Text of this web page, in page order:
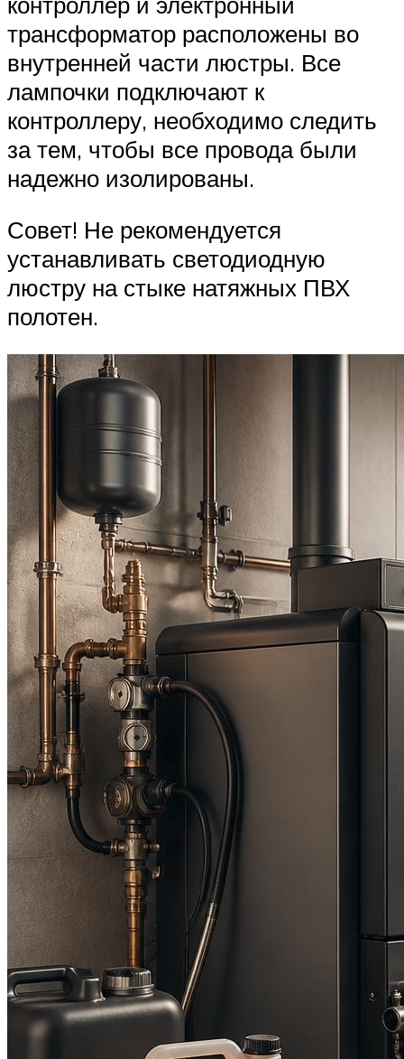
трансформатор расположены во
внутренней части люстры. Все
лампочки подключают к
контроллеру, необходимо следить
за тем, чтобы все провода были
надежно изолированы.
Совет! Не рекомендуется
устанавливать светодиодную
люстру на стыке натяжных ПВХ
полотен.